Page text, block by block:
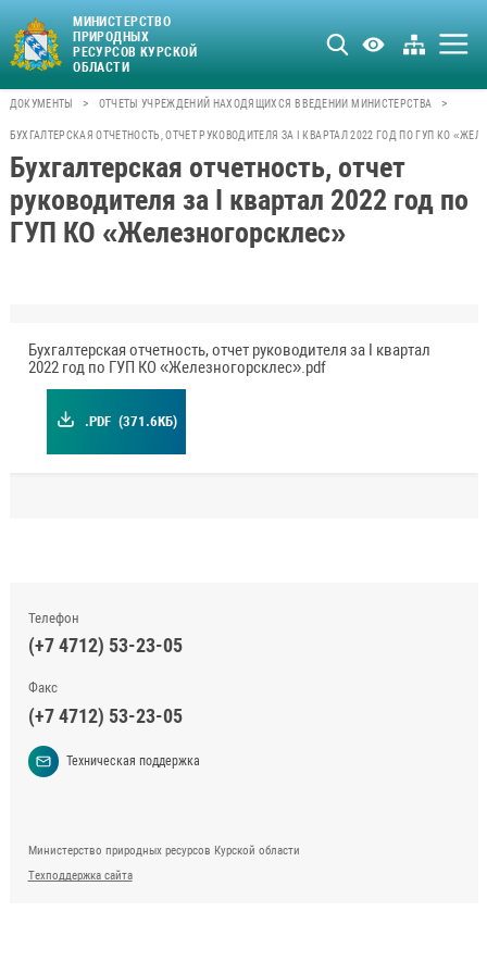
МИНИСТЕРСТВО
ПРИРОДНЫХ
РЕСУРСОВ КУРСКОЙ
ОБЛАСТИ
ДОКУМЕНТЫ > ОТЧЕТЫ УЧРЕЖДЕНИЙ НАХОДЯЩИХСЯ В ВЕДЕНИИ МИНИСТЕРСТВА >
БУХГАЛТЕРСКАЯ ОТЧЕТНОСТЬ, ОТЧЕТ РУКОВОДИТЕЛЯ ЗА I КВАРТАЛ 2022 ГОД ПО ГУП КО
Бухгалтерская отчетность, отчет
руководителя за I квартал 2022 год по
ГУП КО «Железногорсклес»
Бухгалтерская отчетность, отчет руководителя за I квартал
2022 год по ГУП КО «Железногорсклес».pdf
.PDF (371.6КБ)
Телефон
(+7 4712) 53-23-05
Факс
(+7 4712) 53-23-05
Техническая поддержка
Министерство природных ресурсов Курской области
Техподдержка сайта